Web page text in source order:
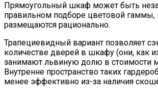
Прямоугольный шкаф может быть
правильном подборе цветовой
размещаются рационально.
Трапециевидный вариант позволяет
количестве дверей в шкафу (они, как
занимают львиную долю в стоимости
Внутренне пространство таких
менее эффективно из-за наличия